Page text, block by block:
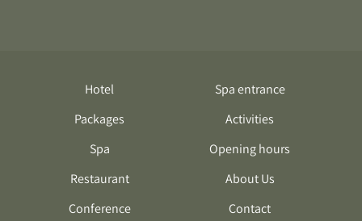
Hotel
Packages
Spa
Restaurant
Conference
Spa entrance
Activities
Opening hours
About Us
Contact